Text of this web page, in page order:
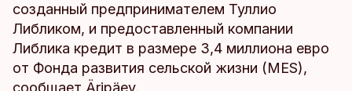
созданный предпринимателем Туллио
Либликом, и предоставленный компании
Либлика кредит в размере 3,4 миллиона евро
от Фонда развития сельской жизни (MES),
сообщает Äripäev.